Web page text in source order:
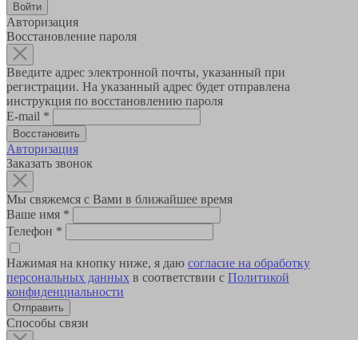
Авторизация
Восстановление пароля
Введите адрес электронной почты, указанный при
регистрации. На указанный адрес будет отправлена
инструкция по восстановлению пароля
E-mail *
Авторизация
Заказать звонок
Мы свяжемся с Вами в ближайшее время
Ваше имя *
Телефон *
Нажимая на кнопку ниже, я даю согласие на обработку
персональных данных в соответствии с Политикой
конфиденциальности
Способы связи